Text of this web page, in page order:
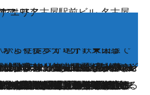
ースもあるので、嬉しいポイ
ーパー・コンビニ・ドラック
は近くに一通りそろっている
ア
歩６分！ ☆周辺にスーパー
♦契約期間：２年間 ♦敷金：
ア
パー等、揃っているので単身
料駐輪場あり ★更新料ナシ
目１０番９号 NAGONO
）エリア
定 ☆桜通線『国際センタ
ア
歩６分！ ☆周辺にスーパー
♦契約期間：２年間 ♦敷金：
101番地2 HP徳川, 名古屋市
！！ ☆名鉄瀬戸線『森下』
/末までにご成約の場合、フ
歩３分！ ２０２６年３月竣
★貸店舗 ♦保証会社・損害保
より徒歩5分 ★飲食店・カフ
業所)等に最適! ♦保証会社・火
益費別途消費税 ♦アリサポ
ーレント３ヶ月キャンペーン
エステ・ネイル・飲食店・
RS名古屋駅前ビル, 名古屋
好立地！！ ★賃料値下げしま
ーレント３ヶ月キャンペーン
エステ・ネイル・飲食店・
ら徒歩６分 地下鉄東山線
分 ★★★リフォーム済みです
トイレ別、収納スペース・
のロフト付き１Ｋ物件★★ ★
◎ ♦保証会社・火災保険 加
しました！！綺麗な外観のビ
せんか？★☆ ★カフェ・飲食
リア
城学院前」徒歩10分/市バス
/東向き/バス・トイレ別/エ
ア
徒歩12分 ★単身・一人暮ら
です!! ♦保証会社・火災保険
より徒歩１０分！ ★栄まで
ー・コンビニ・ドラックス
近くに一通りそろっている
ト ワンフロア
エリア
に最適✰ ☆バルコニーあり☆ ※
消費税 ♦共益費込 ♦償却：